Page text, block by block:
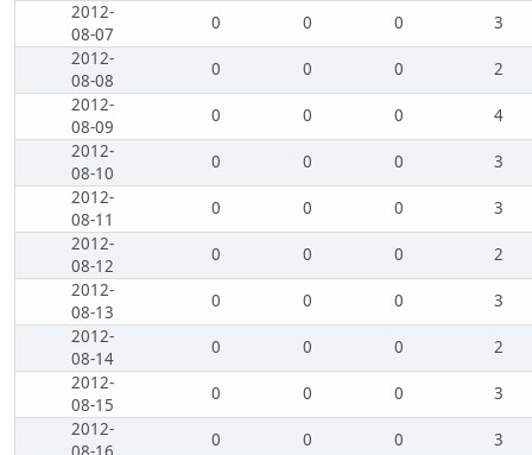
2012-
08-07
0 0 0
3
2012-
08-08
0 0 0
2
2012-
08-09
0 0 0
4
2012-
08-10
0 0 0
3
2012-
08-11
0 0 0
3
2012-
08-12
0 0 0
2
2012-
08-13
0 0 0
3
2012-
08-14
0 0 0
2
2012-
08-15
0 0 0
3
2012-
0 0 0
3